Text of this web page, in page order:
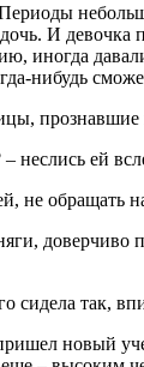
И
иногда
нибудь
ей
обращать
доверчиво
так,
новый